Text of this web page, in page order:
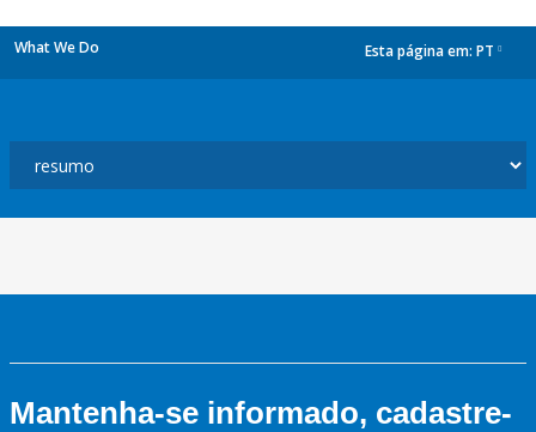
What We Do Esta página em: PT
Mantenha-se informado, cadastre-